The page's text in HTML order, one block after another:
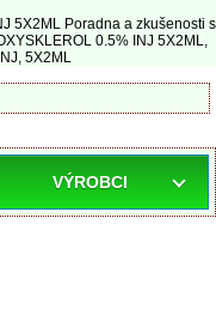
5X2ML Poradna a zkušenosti s
0.5% INJ 5X2ML,
5X2ML
VÝROBCI